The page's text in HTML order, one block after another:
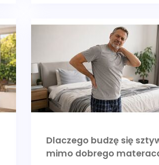
Dlaczego budzę się
mimo dobrego